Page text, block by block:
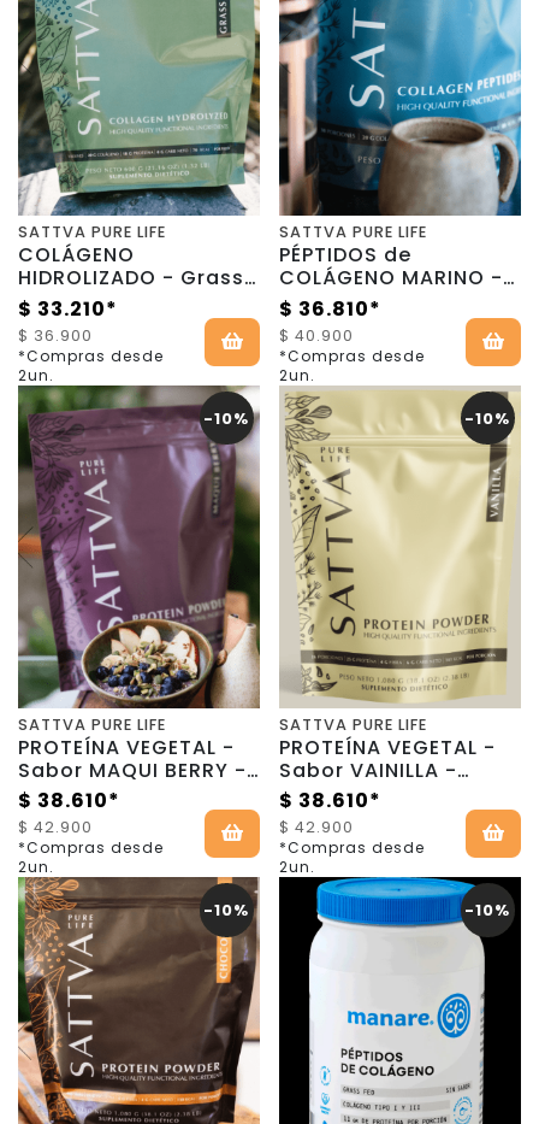
SATTVA PURE LIFE
COLÁGENO
HIDROLIZADO - Grass
Fed - 600g - Sattva
Pure Life
$ 33.210*
$ 36.900
*Compras desde
2un.
SATTVA PURE LIFE
PÉPTIDOS de
COLÁGENO MARINO -
600g - Sattva Pure
Life
$ 36.810*
$ 40.900
*Compras desde
2un.
-10%
SATTVA PURE LIFE
PROTEÍNA VEGETAL -
Sabor MAQUI BERRY -
1080g - Sattva Pure
Life
$ 38.610*
$ 42.900
*Compras desde
2un.
-10%
SATTVA PURE LIFE
PROTEÍNA VEGETAL -
Sabor VAINILLA -
1080g - Sattva Pure
Life
$ 38.610*
$ 42.900
*Compras desde
2un.
-10% -10%